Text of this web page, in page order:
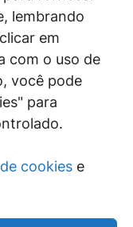
lembrando
em
com o uso de
você pode
para
cookies e
cotidiano e